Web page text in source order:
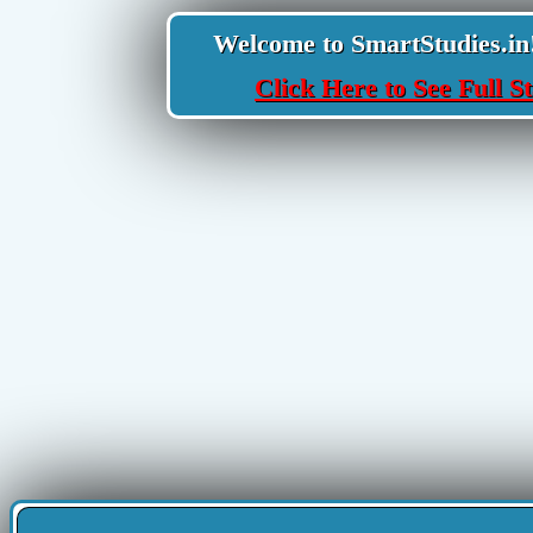
Welcome to
Click Here to See Full